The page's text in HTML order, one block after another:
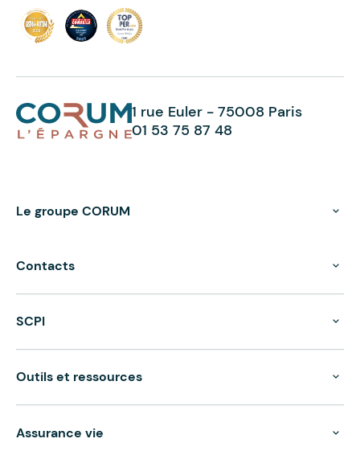
1 rue Euler - 75008 Paris
01 53 75 87 48
Le groupe CORUM
Contacts
SCPI
Outils et ressources
Assurance vie